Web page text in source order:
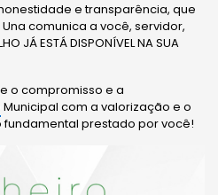
e transparência, que
comunica a você, servidor,
JÁ ESTÁ DISPONÍVEL NA SUA
o compromisso e a
Municipal com a valorização e o
prestado por você!